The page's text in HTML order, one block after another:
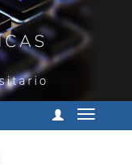
Cambiar